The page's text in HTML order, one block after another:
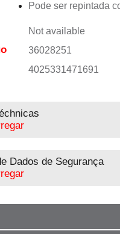
Pode ser repintada
Not available
36028251
4025331471691
Dados de Segurança